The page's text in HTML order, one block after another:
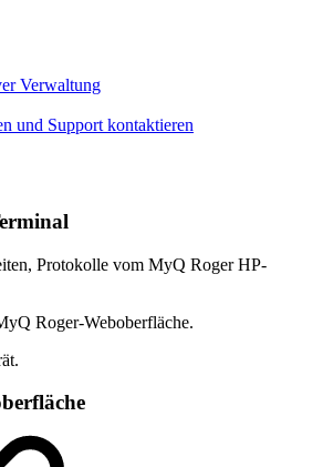
Verwaltung
und Support kontaktieren
Protokolle vom MyQ Roger HP-
Roger-Weboberfläche.